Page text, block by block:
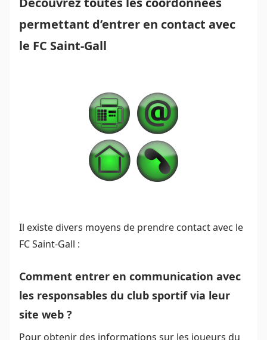
permettant d’entrer en contact avec
le FC Saint-Gall
Il existe divers moyens de prendre contact avec le
FC Saint-Gall :
Comment entrer en communication avec
les responsables du club sportif via leur
site web ?
Pour obtenir des informations sur les joueurs du